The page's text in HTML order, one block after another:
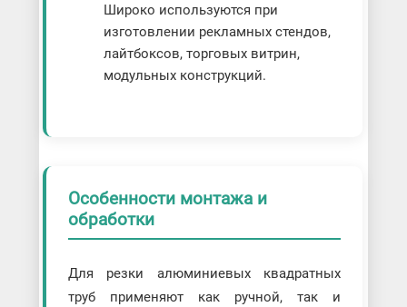
Широко используются при
изготовлении рекламных стендов,
лайтбоксов, торговых витрин,
модульных конструкций.
Особенности монтажа и
обработки
Для резки алюминиевых квадратных
труб применяют как ручной, так и